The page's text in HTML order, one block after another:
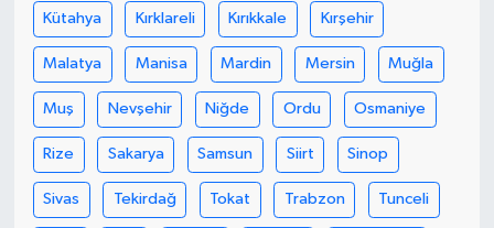
Kütahya Kırklareli Kırıkkale Kırşehir
Malatya Manisa Mardin Mersin Muğla
Muş Nevşehir Niğde Ordu Osmaniye
Rize Sakarya Samsun Siirt Sinop
Sivas Tekirdağ Tokat Trabzon Tunceli